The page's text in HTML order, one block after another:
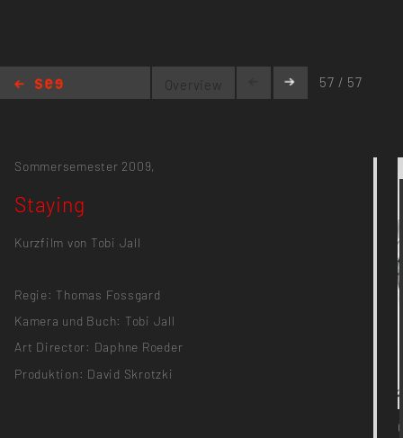
Overview 57 / 57
Sommersemester 2009,
Staying
Kurzfilm von Tobi Jall
Regie: Thomas Fossgard
Kamera und Buch: Tobi Jall
Art Director: Daphne Roeder
Produktion: David Skrotzki